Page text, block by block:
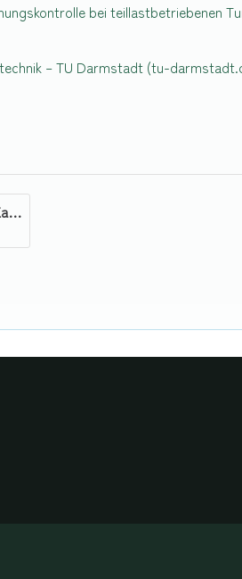
bei teillastbetriebenen
– TU Darmstadt (tu-
note_220328_Ausschreibung_Kalibrierprüfstand_Sonden_Hermann_Broetz.pdf